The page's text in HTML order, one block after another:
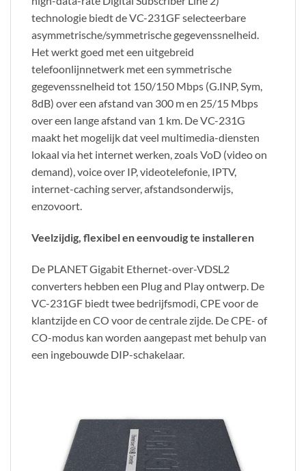
technologie biedt de VC-231GF selecteerbare
asymmetrische/symmetrische gegevenssnelheid.
Het werkt goed met een uitgebreid
telefoonlijnnetwerk met een symmetrische
gegevenssnelheid tot 150/150 Mbps (G.INP, Sym,
8dB) over een afstand van 300 m en 25/15 Mbps
over een lange afstand van 1 km. De VC-231G
maakt het mogelijk dat veel multimedia-diensten
lokaal via het internet werken, zoals VoD (video on
demand), voice over IP, videotelefonie, IPTV,
internet-caching server, afstandsonderwijs,
enzovoort.
Veelzijdig, flexibel en eenvoudig te installeren
De PLANET Gigabit Ethernet-over-VDSL2
converters hebben een Plug and Play ontwerp. De
VC-231GF biedt twee bedrijfsmodi, CPE voor de
klantzijde en CO voor de centrale zijde. De CPE- of
CO-modus kan worden aangepast met behulp van
een ingebouwde DIP-schakelaar.